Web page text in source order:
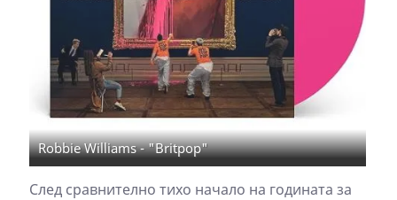
Robbie Williams - "Britpop"
След сравнително тихо начало на годината за